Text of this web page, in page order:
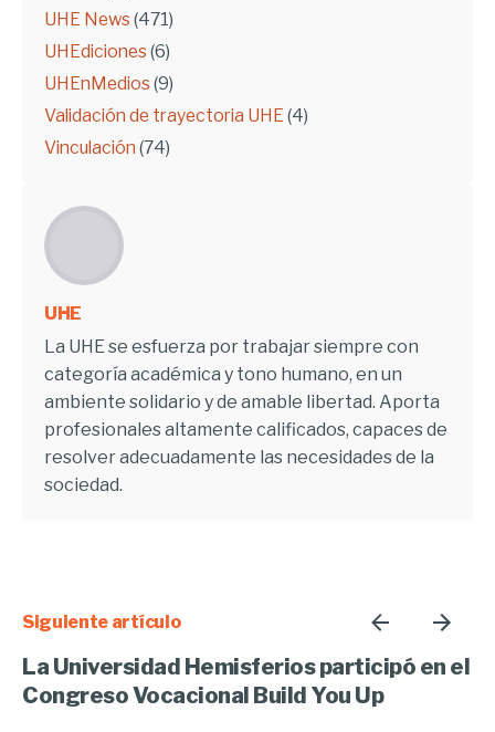
UHE News (471)
UHEdiciones (6)
UHEnMedios (9)
Validación de trayectoria UHE(4)
Vinculación (74)
UHE
La UHE se esfuerza por trabajar siempre con
categoría académica y tono humano, en un
ambiente solidario y de amable libertad. Aporta
profesionales altamente calificados, capaces de
resolver adecuadamente las necesidades de la
sociedad.
Siguiente artículo
La Universidad Hemisferios participó en el
Congreso Vocacional Build You Up